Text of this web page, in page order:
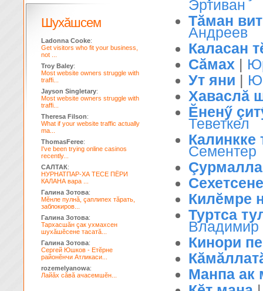
Эртиван
Тăман
Андреев
Каласан
Сăмах |
Ут яни |
Хаваслă
Ĕненӳ
Теветкел
Калинкке
Сементер
Çурмалла
Килĕмре
Туртса
Владимир
Кинори
Манпа ак
Шухăшсем
Ladonna Cooke:
Get visitors who fit your business,
not ...
Troy Baley:
Most website owners struggle with
traffi...
Jayson Singletary:
Most website owners struggle with
traffi...
Theresa Filson:
What if your website traffic actually
ma...
ThomasFeree:
I've been trying online casinos
recently...
САЛТАК:
НУРНАТПАР-ХА ТЕСЕ ПЁРИ
КАЛАНА вара ...
Галина Зотова:
Мĕнле пулнă, çаплипех тăрать,
заблокиров...
Галина Зотова:
Тархасшăн çак ухмахсен
шухăшĕсене тасатă...
Галина Зотова:
Сергей Юшков - Етĕрне
районĕнчи Атликаси...
rozemelyanowa:
Лайăх сăвă ачасемшĕн...